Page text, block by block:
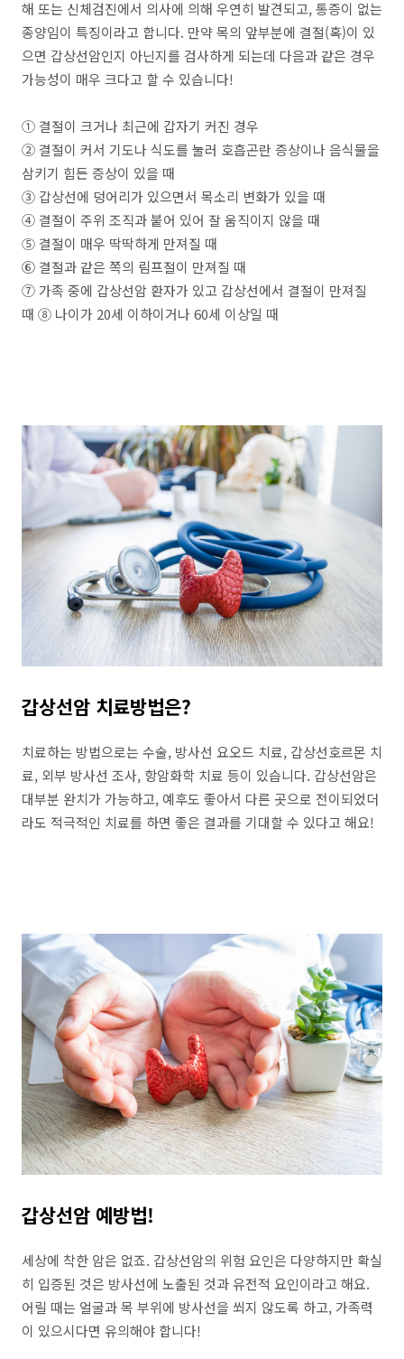
해 또는 신체검진에서 의사에 의해 우연히 발견되고, 통증이 없는
종양임이 특징이라고 합니다. 만약 목의 앞부분에 결절(혹)이 있
으면 갑상선암인지 아닌지를 검사하게 되는데 다음과 같은 경우
가능성이 매우 크다고 할 수 있습니다!
① 결절이 크거나 최근에 갑자기 커진 경우
② 결절이 커서 기도나 식도를 눌러 호흡곤란 증상이나 음식물을
삼키기 힘든 증상이 있을 때
③ 갑상선에 덩어리가 있으면서 목소리 변화가 있을 때
④ 결절이 주위 조직과 붙어 있어 잘 움직이지 않을 때
⑤ 결절이 매우 딱딱하게 만져질 때
⑥ 결절과 같은 쪽의 림프절이 만져질 때
⑦ 가족 중에 갑상선암 환자가 있고 갑상선에서 결절이 만져질
때 ⑧ 나이가 20세 이하이거나 60세 이상일 때
갑상선암 치료방법은?
치료하는 방법으로는 수술, 방사선 요오드 치료, 갑상선호르몬 치
료, 외부 방사선 조사, 항암화학 치료 등이 있습니다. 갑상선암은
대부분 완치가 가능하고, 예후도 좋아서 다른 곳으로 전이되었더
라도 적극적인 치료를 하면 좋은 결과를 기대할 수 있다고 해요!
갑상선암 예방법!
세상에 착한 암은 없죠. 갑상선암의 위험 요인은 다양하지만 확실
히 입증된 것은 방사선에 노출된 것과 유전적 요인이라고 해요.
어릴 때는 얼굴과 목 부위에 방사선을 쐬지 않도록 하고, 가족력
이 있으시다면 유의해야 합니다!